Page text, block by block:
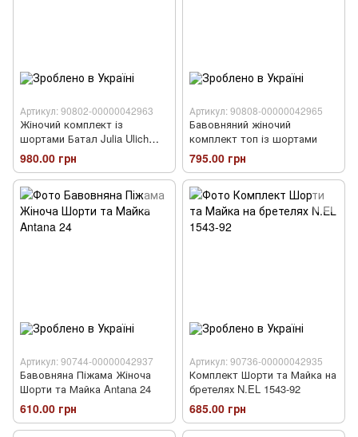
Артикул: 90802-00000042963
Жіночий комплект із
шортами Батал Julia Ulich
7027
980.00 грн
Артикул: 90808-00000042965
Бавовняний жіночий
комплект топ із шортами
795.00 грн
Артикул: 90744-00000042937
Бавовняна Піжама Жіноча
Шорти та Майка Antana 24
610.00 грн
Артикул: 90736-00000042935
Комплект Шорти та Майка на
бретелях N.EL 1543-92
685.00 грн